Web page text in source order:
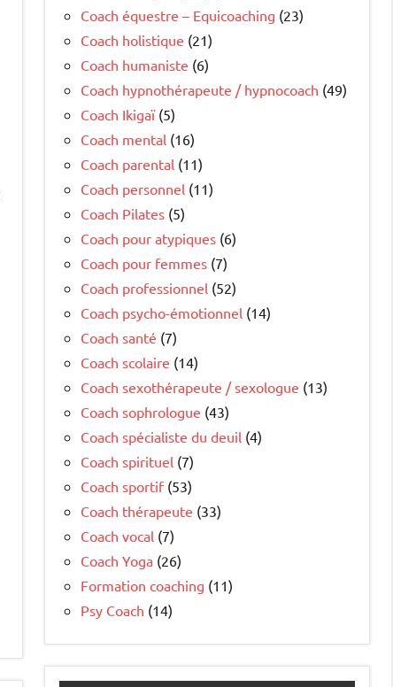
Coach équestre – Equicoaching (23)
Coach holistique (21)
Coach humaniste (6)
Coach hypnothérapeute / hypnocoach (49)
Coach Ikigaï(5)
Coach mental (16)
Coach parental (11)
Coach personnel (11)
Coach Pilates (5)
Coach pour atypiques (6)
Coach pour femmes (7)
Coach professionnel (52)
Coach psycho-émotionnel (14)
Coach santé (7)
Coach scolaire (14)
Coach sexothérapeute / sexologue (13)
Coach sophrologue (43)
Coach spécialiste du deuil (4)
Coach spirituel (7)
Coach sportif(53)
Coach thérapeute (33)
Coach vocal (7)
Coach Yoga (26)
Formation coaching (11)
Psy Coach (14)